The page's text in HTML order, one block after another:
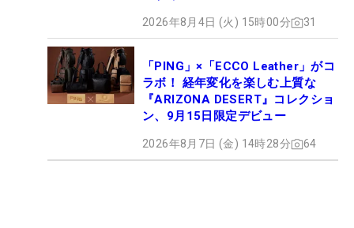
2026年8月4日 (火) 15時00分 31
「PING」×「ECCO Leather」がコ
ラボ！ 経年変化を楽しむ上質な
『ARIZONA DESERT』コレクショ
ン、9月15日限定デビュー
2026年8月7日 (金) 14時28分 64